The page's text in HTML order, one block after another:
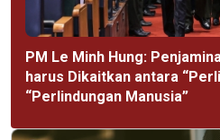
PM Le Minh Hung:
harus Dikaitkan antara
“Perlindungan Manusia”